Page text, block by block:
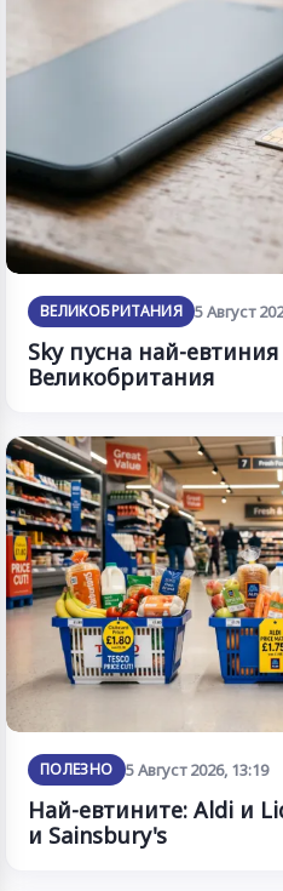
ВЕЛИКОБРИТАНИЯ 5 Август
Sky пусна най-
Великобритания
ПОЛЕЗНО 5 Август 2026, 13:19
Най-евтините: Aldi и
и Sainsbury's